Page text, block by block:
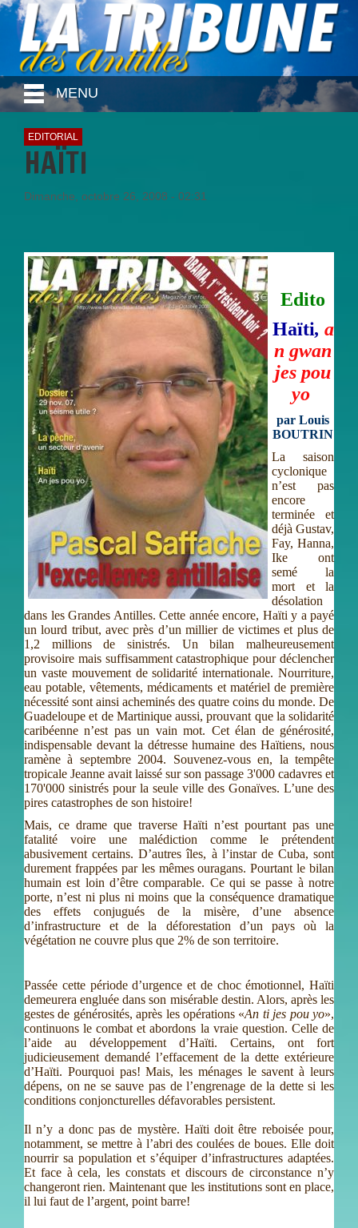
MENU
EDITORIAL
HAÏTI
Dimanche, octobre 26, 2008 - 02:31
Edito
Haïti, a
n gwan
jes pou
yo
par Louis
BOUTRIN
La saison
cyclonique
n’est pas
encore
terminée et
déjà Gustav,
Fay, Hanna,
Ike ont
semé la
mort et la
désolation
dans les Grandes Antilles. Cette année encore, Haïti y a payé
un lourd tribut, avec près d’un millier de victimes et plus de
1,2 millions de sinistrés. Un bilan malheureusement
provisoire mais suffisamment catastrophique pour déclencher
un vaste mouvement de solidarité internationale. Nourriture,
eau potable, vêtements, médicaments et matériel de première
nécessité sont ainsi acheminés des quatre coins du monde. De
Guadeloupe et de Martinique aussi, prouvant que la solidarité
caribéenne n’est pas un vain mot. Cet élan de générosité,
indispensable devant la détresse humaine des Haïtiens, nous
ramène à septembre 2004. Souvenez-vous en, la tempête
tropicale Jeanne avait laissé sur son passage 3'000 cadavres et
170'000 sinistrés pour la seule ville des Gonaïves. L’une des
pires catastrophes de son histoire!
Mais, ce drame que traverse Haïti n’est pourtant pas une
fatalité voire une malédiction comme le prétendent
abusivement certains. D’autres îles, à l’instar de Cuba, sont
durement frappées par les mêmes ouragans. Pourtant le bilan
humain est loin d’être comparable. Ce qui se passe à notre
porte, n’est ni plus ni moins que la conséquence dramatique
des effets conjugués de la misère, d’une absence
d’infrastructure et de la déforestation d’un pays où la
végétation ne couvre plus que 2% de son territoire.
Passée cette période d’urgence et de choc émotionnel, Haïti
demeurera engluée dans son misérable destin. Alors, après les
gestes de générosités, après les opérations «An ti jes pou yo»,
continuons le combat et abordons la vraie question. Celle de
l’aide au développement d’Haïti. Certains, ont fort
judicieusement demandé l’effacement de la dette extérieure
d’Haïti. Pourquoi pas! Mais, les ménages le savent à leurs
dépens, on ne se sauve pas de l’engrenage de la dette si les
conditions conjoncturelles défavorables persistent.
Il n’y a donc pas de mystère. Haïti doit être reboisée pour,
notamment, se mettre à l’abri des coulées de boues. Elle doit
nourrir sa population et s’équiper d’infrastructures adaptées.
Et face à cela, les constats et discours de circonstance n’y
changeront rien. Maintenant que les institutions sont en place,
il lui faut de l’argent, point barre!